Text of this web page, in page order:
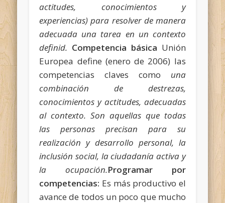
actitudes, conocimientos y
experiencias) para resolver de manera
adecuada una tarea en un contexto
definid. Competencia básica Unión
Europea define (enero de 2006) las
competencias claves como una
combinación de destrezas,
conocimientos y actitudes, adecuadas
al contexto. Son aquellas que todas
las personas precisan para su
realización y desarrollo personal, la
inclusión social, la ciudadanía activa y
la ocupación.Programar por
competencias: Es más productivo el
avance de todos un poco que mucho